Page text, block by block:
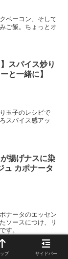
ベーコン、そして
ご飯。ちょっとオ
スパイス炒り
と一緒に】
玉子のレシピで
スパイス感アッ
揚げナスに染
ュ カポナータ
ナータのエッセン
ソースにつけ、リ
す。
ップ サイドバー